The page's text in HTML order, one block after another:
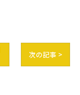
次の記事 >